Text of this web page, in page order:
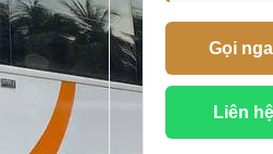
Gọi
Liên